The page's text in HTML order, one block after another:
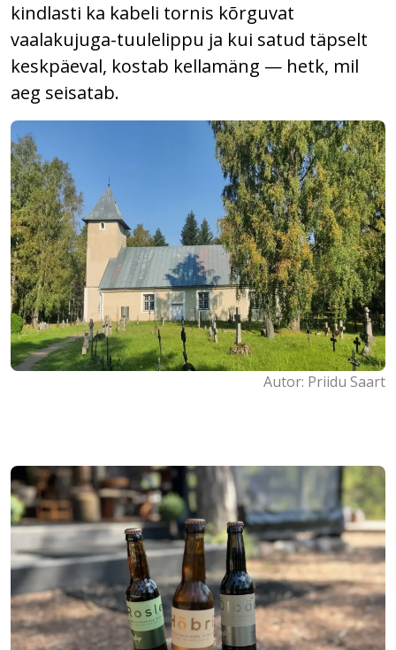
kindlasti ka kabeli tornis kõrguvat
vaalakujuga-tuulelippu ja kui satud täpselt
keskpäeval, kostab kellamäng — hetk, mil
aeg seisatab.
Autor: Priidu Saart